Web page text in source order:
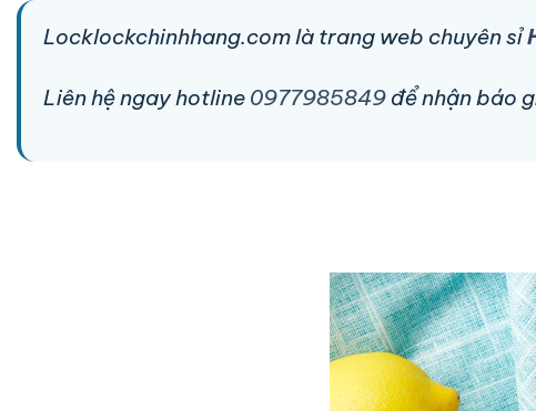
Locklockchinhhang.com là trang web chuyên sỉ
Liên hệ ngay hotline 0977985849 để nhận báo